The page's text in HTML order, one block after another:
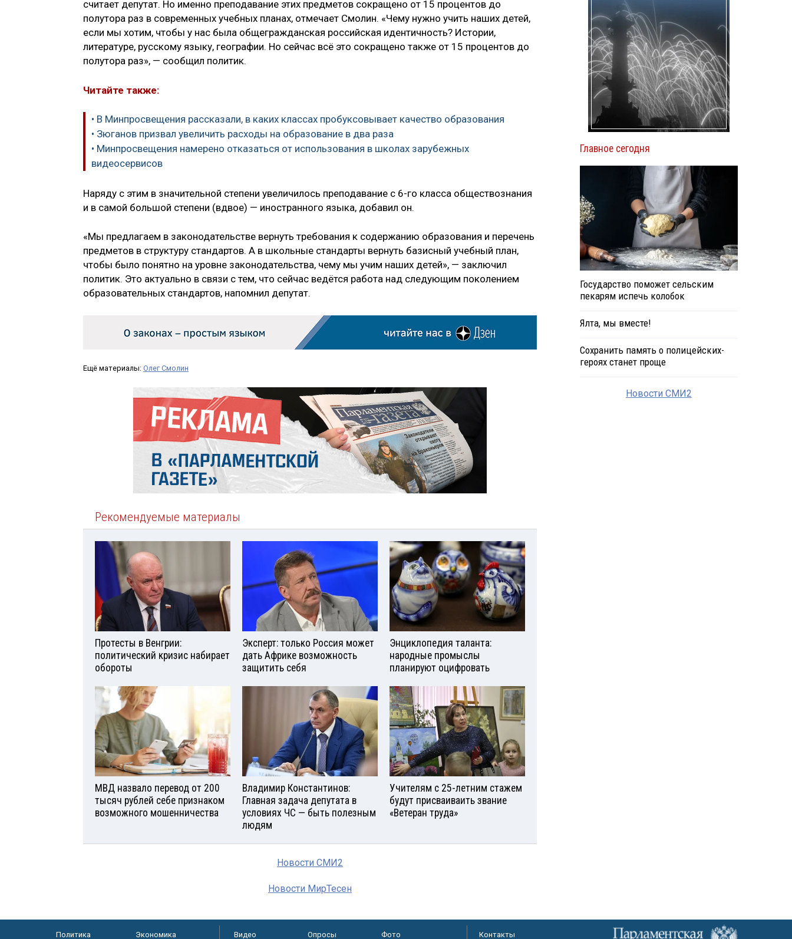
считает депутат. Но именно преподавание этих предметов сокращено от 15 процентов до
полутора раз в современных учебных планах, отмечает Смолин. «Чему нужно учить наших детей,
если мы хотим, чтобы у нас была общегражданская российская идентичность? Истории,
литературе, русскому языку, географии. Но сейчас всё это сокращено также от 15 процентов до
полутора раз», — сообщил политик.
Читайте также:
• В Минпросвещения рассказали, в каких классах пробуксовывает качество образования
• Зюганов призвал увеличить расходы на образование в два раза
• Минпросвещения намерено отказаться от использования в школах зарубежных
видеосервисов
Наряду с этим в значительной степени увеличилось преподавание с 6-го класса обществознания
и в самой большой степени (вдвое) — иностранного языка, добавил он.
«Мы предлагаем в законодательстве вернуть требования к содержанию образования и перечень
предметов в структуру стандартов. А в школьные стандарты вернуть базисный учебный план,
чтобы было понятно на уровне законодательства, чему мы учим наших детей», — заключил
политик. Это актуально в связи с тем, что сейчас ведётся работа над следующим поколением
образовательных стандартов, напомнил депутат.
Ещё материалы: Олег Смолин
Рекомендуемые материалы
Протесты в Венгрии:
политический кризис набирает
обороты
Эксперт: только Россия может
дать Африке возможность
защитить себя
Энциклопедия таланта:
народные промыслы
планируют оцифровать
МВД назвало перевод от 200
тысяч рублей себе признаком
возможного мошенничества
Владимир Константинов:
Главная задача депутата в
условиях ЧС — быть полезным
людям
Учителям с 25-летним стажем
будут присваиваить звание
«Ветеран труда»
Новости СМИ2
Новости МирТесен
Главное сегодня
Государство поможет сельским
пекарям испечь колобок
Ялта, мы вместе!
Сохранить память о полицейских-
героях станет проще
Новости СМИ2
Политика Экономика Видео Опросы Фото Контакты